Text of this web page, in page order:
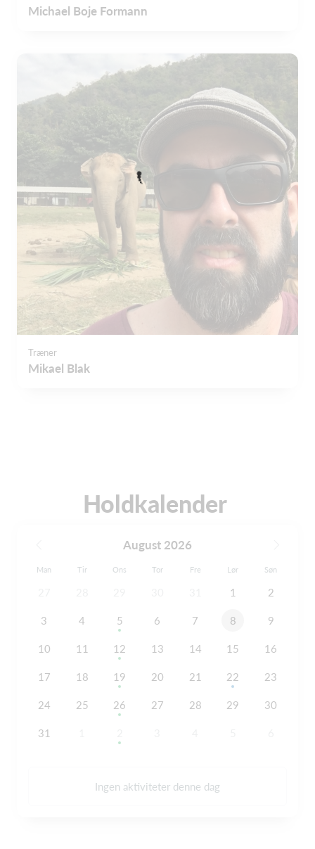
Michael Boje Formann
Træner
Mikael Blak
Holdkalender
August 2026
Man Tir Ons Tor Fre Lør Søn
1 2
3 4 5 6 7 8 9
10 11 12 13 14 15 16
17 18 19 20 21 22 23
24 25 26 27 28 29 30
31
Ingen aktiviteter denne dag